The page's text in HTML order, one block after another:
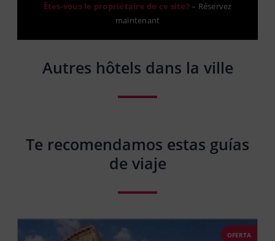
Êtes-vous le propriétaire de ce site?– Réservez
maintenant
Autres hôtels dans la ville
Te recomendamos estas guías
de viaje
OFERTA